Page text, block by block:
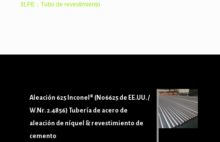
3LPE，Tubo de revestimiento
Aleación 625 Inconel® (N06625 de EE.UU. /
W.Nr. 2.4856) Tubería de acero de
aleación de níquel & revestimiento de
cemento